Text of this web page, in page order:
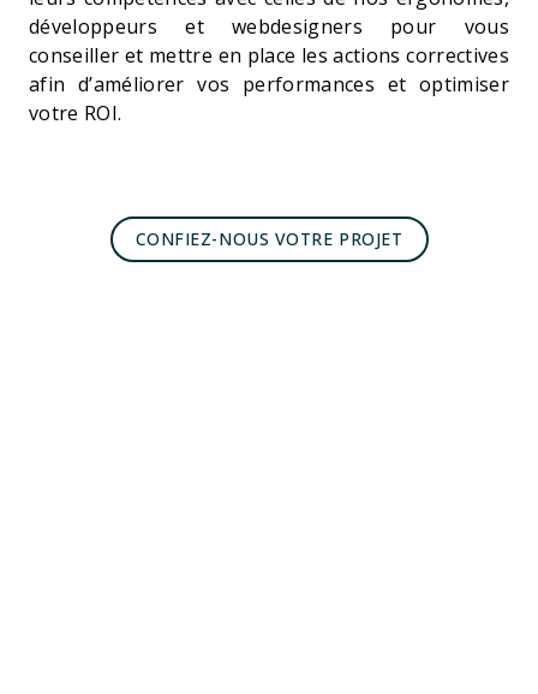
développeurs et webdesigners pour vous
conseiller et mettre en place les actions correctives
afin d’améliorer vos performances et optimiser
votre ROI.
CONFIEZ-NOUS VOTRE PROJET